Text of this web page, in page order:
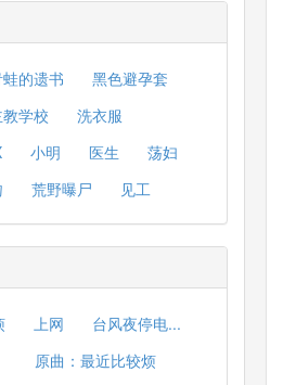
的遗书
黑色避孕套
学校
洗衣服
小明 医生
荡妇
荒野曝尸 见工
上网
台风夜停电...
原曲：最近比较烦